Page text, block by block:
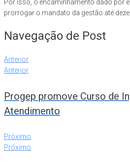
Por isso, o encaminhamento dado por
prorrogar o mandato da gestão até
Navegação de Post
Anterior
Anterior
Progep promove Curso de
Atendimento
Próximo
Próximo